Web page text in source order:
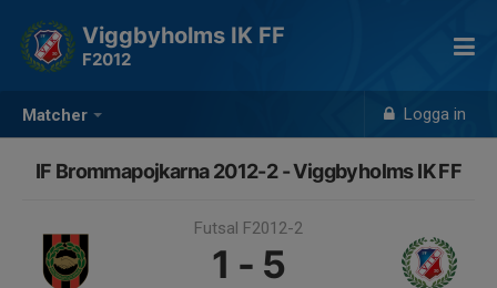
Matcher Logga in
Viggbyholms IK FF
F2012
IF Brommapojkarna 2012-2 - Viggbyholms IK FF
Futsal F2012-2
1 - 5